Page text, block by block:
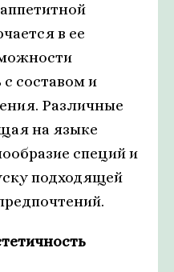
в ее
составом и
Различные
на языке
специй и
подходящей